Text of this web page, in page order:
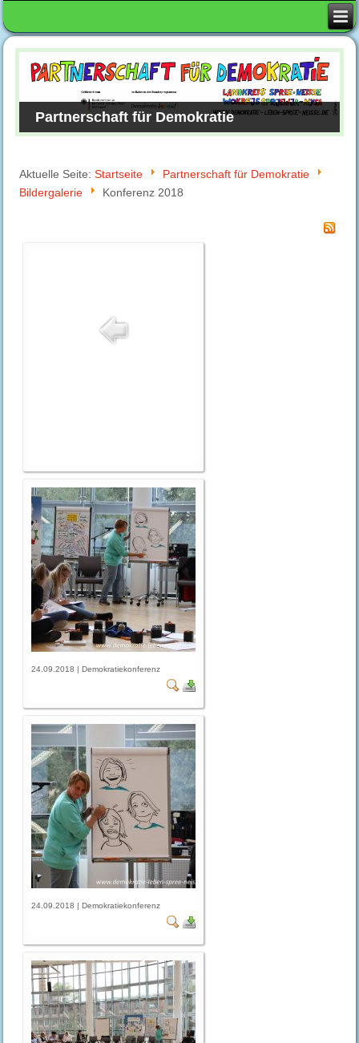
Partnerschaft für Demokratie
Aktuelle Seite:Startseite
Partnerschaft für Demokratie
Bildergalerie
Konferenz 2018
24.09.2018 | Demokratiekonferenz
24.09.2018 | Demokratiekonferenz